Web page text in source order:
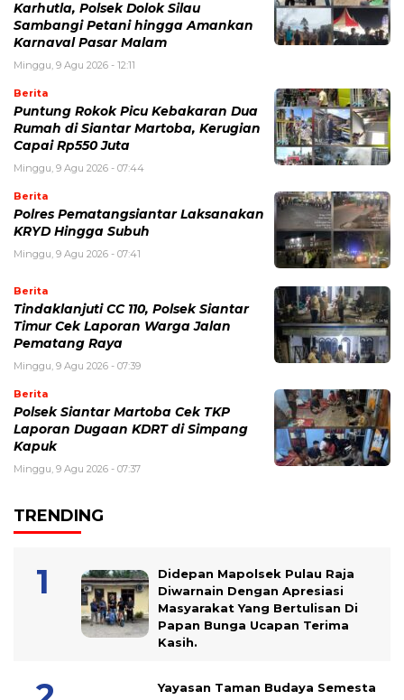
Karhutla, Polsek Dolok Silau
Sambangi Petani hingga Amankan
Karnaval Pasar Malam
Minggu, 9 Agu 2026 - 12:11
Berita
Puntung Rokok Picu Kebakaran Dua
Rumah di Siantar Martoba, Kerugian
Capai Rp550 Juta
Minggu, 9 Agu 2026 - 07:44
Berita
Polres Pematangsiantar Laksanakan
KRYD Hingga Subuh
Minggu, 9 Agu 2026 - 07:41
Berita
Tindaklanjuti CC 110, Polsek Siantar
Timur Cek Laporan Warga Jalan
Pematang Raya
Minggu, 9 Agu 2026 - 07:39
Berita
Polsek Siantar Martoba Cek TKP
Laporan Dugaan KDRT di Simpang
Kapuk
Minggu, 9 Agu 2026 - 07:37
TRENDING
Didepan Mapolsek Pulau Raja
Diwarnain Dengan Apresiasi
Masyarakat Yang Bertulisan Di
Papan Bunga Ucapan Terima
Kasih.
Yayasan Taman Budaya Semesta